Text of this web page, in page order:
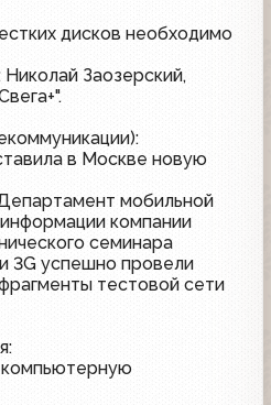
дисков необходимо
Заозерский,
в Москве новую
мобильной
компании
семинара
3G успешно провели
тестовой сети